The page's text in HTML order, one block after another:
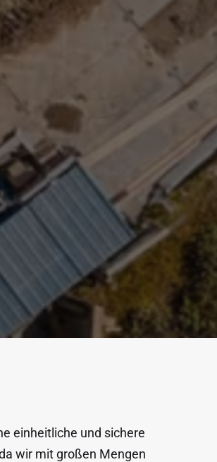
einheitliche und sichere
wir mit großen Mengen